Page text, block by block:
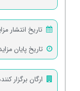
تاریخ انتشار
تاریخ پایان
ارگان برگزار